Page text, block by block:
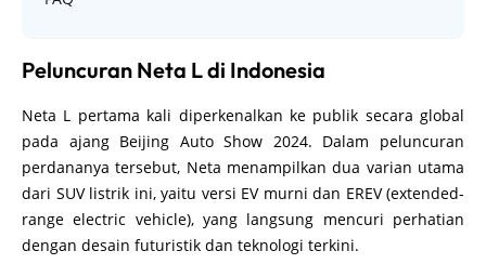
Peluncuran Neta L di Indonesia
Neta L pertama kali diperkenalkan ke publik secara global
pada ajang Beijing Auto Show 2024. Dalam peluncuran
perdananya tersebut, Neta menampilkan dua varian utama
dari SUV listrik ini, yaitu versi EV murni dan EREV (extended-
range electric vehicle), yang langsung mencuri perhatian
dengan desain futuristik dan teknologi terkini.